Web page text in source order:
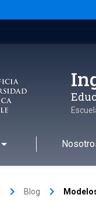
arrow_drop_down
keyboard_arrow_right Blog keyboard_arrow_right